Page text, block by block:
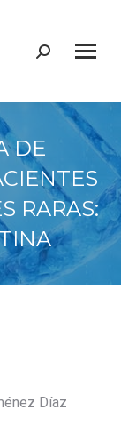
Buscar:
DE
RARAS:
Díaz